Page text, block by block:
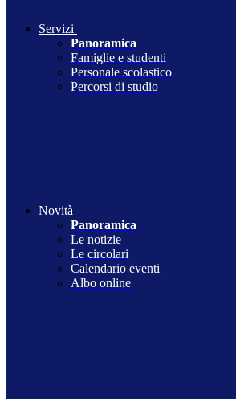
Servizi
Panoramica
Famiglie e studenti
Personale scolastico
Percorsi di studio
Novità
Panoramica
Le notizie
Le circolari
Calendario eventi
Albo online